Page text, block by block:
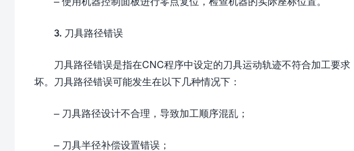
3. 刀具路径错误
刀具路径错误是指在CNC程序中设定的刀具运动轨迹不符合加工要
坏。刀具路径错误可能发生在以下几种情况下：
– 刀具路径设计不合理，导致加工顺序混乱；
– 刀具半径补偿设置错误；